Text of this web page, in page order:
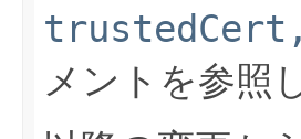
メントを参照